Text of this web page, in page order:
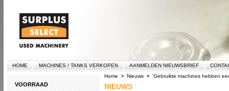
HOME MACHINES / TANKS VERKOPEN AANMELDEN NIEUWSBRIEF
VOORRAAD
Home > Nieuws > 'Gebruikte machines hebben
NIEUWS